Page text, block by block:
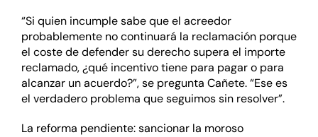
“Si quien incumple sabe que el acreedor
probablemente no continuará la reclamación porque
el coste de defender su derecho supera el importe
reclamado, ¿qué incentivo tiene para pagar o para
alcanzar un acuerdo?”, se pregunta Cañete. “Ese es
el verdadero problema que seguimos sin resolver”.
La reforma pendiente: sancionar la moroso